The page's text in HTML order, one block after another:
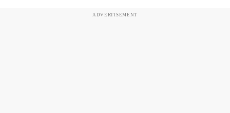
ADVERTISEMENT